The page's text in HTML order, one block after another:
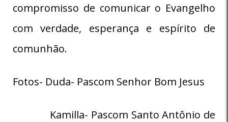
compromisso de comunicar o Evangelho
com verdade, esperança e espírito de
comunhão.
Fotos- Duda- Pascom Senhor Bom Jesus
Kamilla- Pascom Santo Antônio de